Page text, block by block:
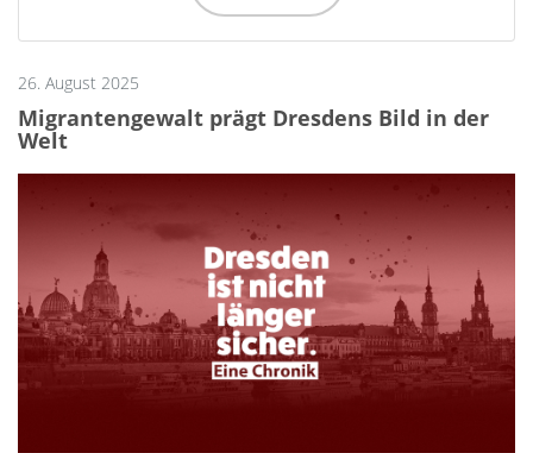
26. August 2025
Migrantengewalt prägt Dresdens Bild in der
Welt